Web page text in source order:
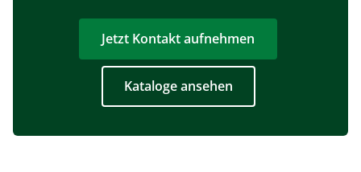
Jetzt Kontakt aufnehmen
Kataloge ansehen